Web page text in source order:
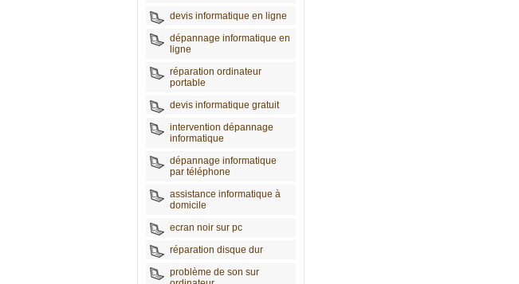
devis informatique en ligne
dépannage informatique en
ligne
réparation ordinateur
portable
devis informatique gratuit
intervention dépannage
informatique
dépannage informatique
par téléphone
assistance informatique à
domicile
ecran noir sur pc
réparation disque dur
problème de son sur